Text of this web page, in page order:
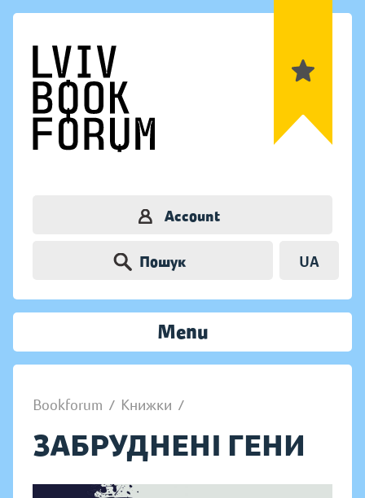
Account
Пошук UA
Menu
Bookforum / Книжки /
ЗАБРУДНЕНІ ГЕНИ